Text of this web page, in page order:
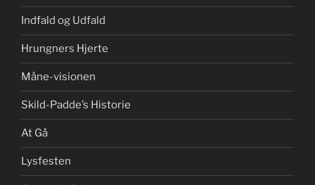
Indfald og Udfald
Hrungners Hjerte
Måne-visionen
Skild-Padde’s Historie
At Gå
Lysfesten